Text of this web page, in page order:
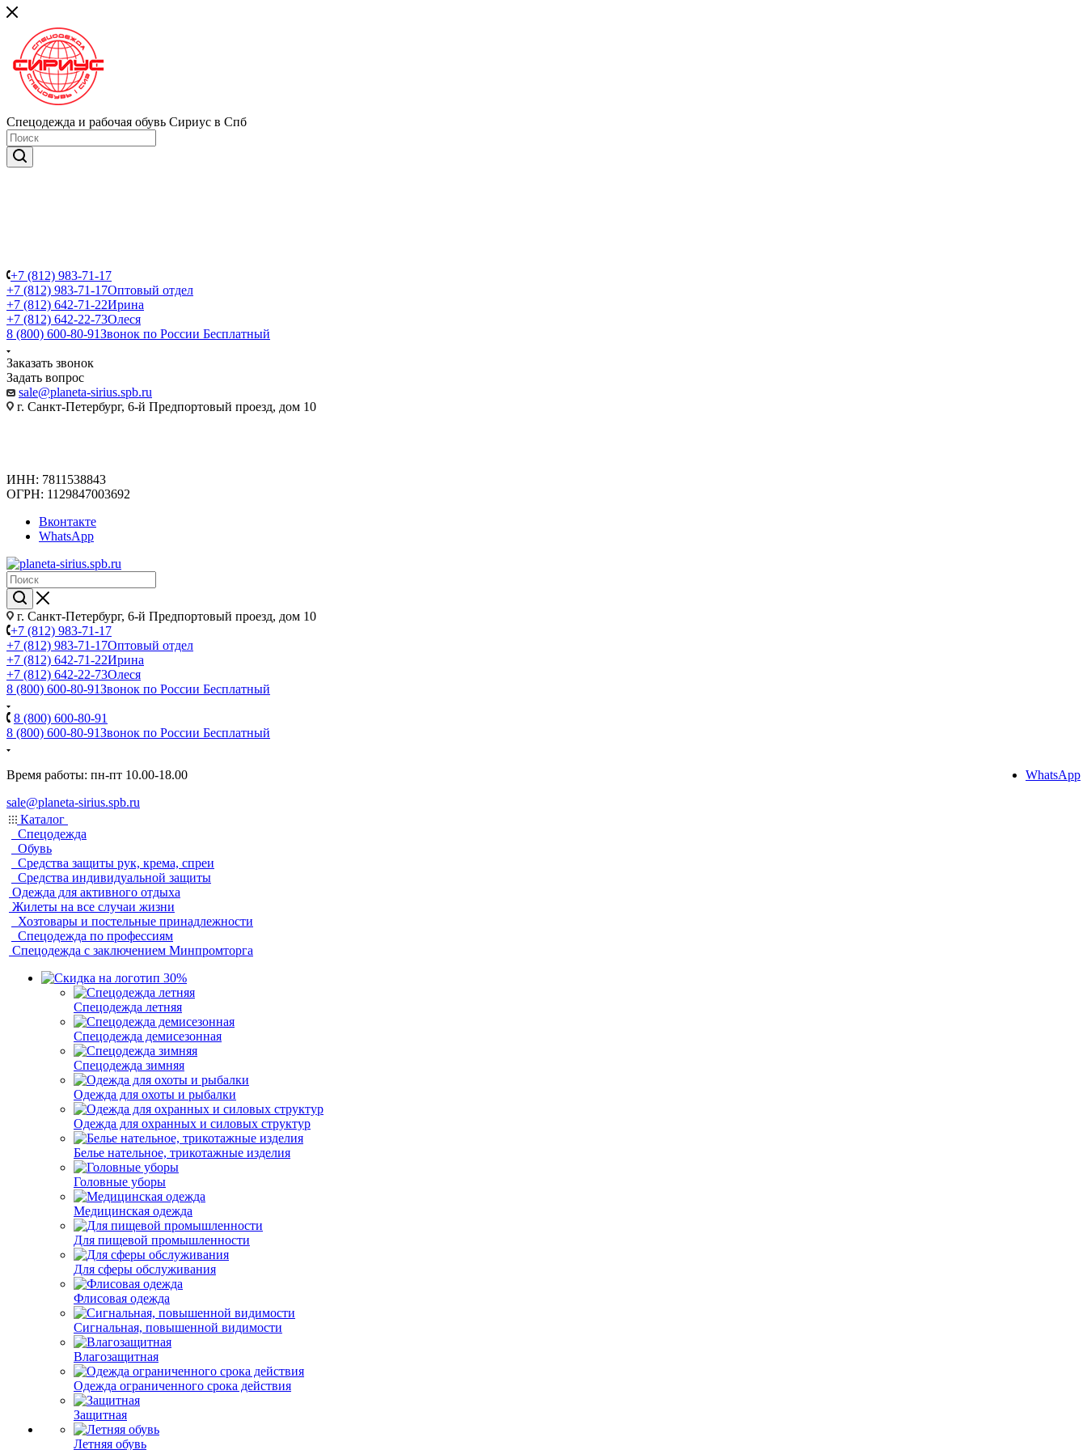
Спецодежда и рабочая обувь Сириус в Спб
+7 (812) 983-71-17
+7 (812) 983-71-17Оптовый отдел
+7 (812) 642-71-22Ирина
+7 (812) 642-22-73Олеся
8 (800) 600-80-91Звонок по России Бесплатный
Заказать звонок
Задать вопрос
sale@planeta-sirius.spb.ru
г. Санкт-Петербург, 6-й Предпортовый проезд, дом 10
ИНН: 7811538843
ОГРН: 1129847003692
Вконтакте
WhatsApp
г. Санкт-Петербург, 6-й Предпортовый проезд, дом 10
+7 (812) 983-71-17
+7 (812) 983-71-17Оптовый отдел
+7 (812) 642-71-22Ирина
+7 (812) 642-22-73Олеся
8 (800) 600-80-91Звонок по России Бесплатный
8 (800) 600-80-91
8 (800) 600-80-91Звонок по России Бесплатный
Время работы: пн-пт 10.00-18.00
sale@planeta-sirius.spb.ru
WhatsApp
Каталог
Спецодежда
Обувь
Средства защиты рук, крема, спреи
Средства индивидуальной защиты
Одежда для активного отдыха
Жилеты на все случаи жизни
Хозтовары и постельные принадлежности
Спецодежда по профессиям
Спецодежда с заключением Минпромторга
Спецодежда летняя
Спецодежда демисезонная
Спецодежда зимняя
Одежда для охоты и рыбалки
Одежда для охранных и силовых структур
Белье нательное, трикотажные изделия
Головные уборы
Медицинская одежда
Для пищевой промышленности
Для сферы обслуживания
Флисовая одежда
Сигнальная, повышенной видимости
Влагозащитная
Одежда ограниченного срока действия
Защитная
Летняя обувь